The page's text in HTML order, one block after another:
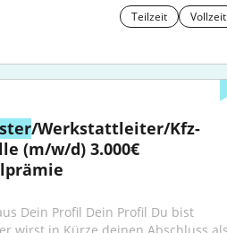
Teilzeit Vollzeit
/Werkstattleiter/Kfz-
(m/w/d) 3.000€
Dein Profil Dein Profil Du bist